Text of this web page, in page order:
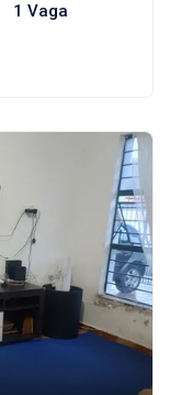
1 Vaga